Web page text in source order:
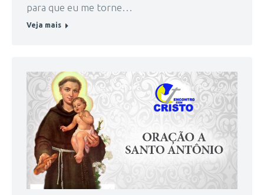
para que eu me torne…
Veja mais